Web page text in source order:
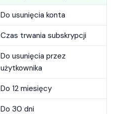
Do usunięcia konta
Czas trwania subskrypcji
Do usunięcia przez
użytkownika
Do 12 miesięcy
Do 30 dni